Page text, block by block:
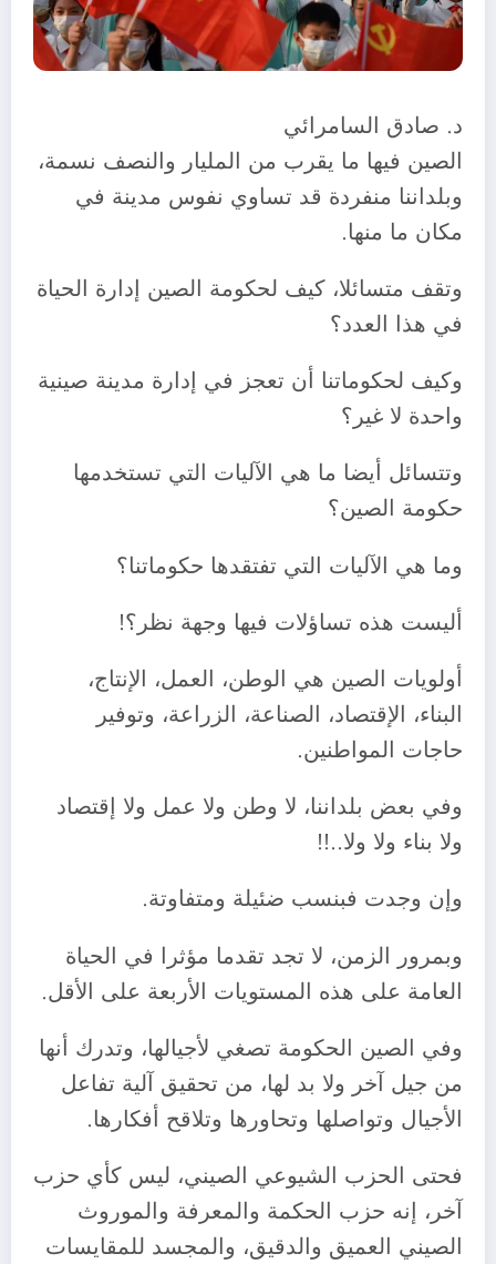
د. صادق السامرائي
الصين فيها ما يقرب من المليار والنصف نسمة،
وبلداننا منفردة قد تساوي نفوس مدينة في
مكان ما منها.
وتقف متسائلا، كيف لحكومة الصين إدارة الحياة
في هذا العدد؟
وكيف لحكوماتنا أن تعجز في إدارة مدينة صينية
واحدة لا غير؟
وتتسائل أيضا ما هي الآليات التي تستخدمها
حكومة الصين؟
وما هي الآليات التي تفتقدها حكوماتنا؟
أليست هذه تساؤلات فيها وجهة نظر؟!
أولويات الصين هي الوطن، العمل، الإنتاج،
البناء، الإقتصاد، الصناعة، الزراعة، وتوفير
حاجات المواطنين.
وفي بعض بلداننا، لا وطن ولا عمل ولا إقتصاد
ولا بناء ولا ولا..!!
وإن وجدت فبنسب ضئيلة ومتفاوتة.
وبمرور الزمن، لا تجد تقدما مؤثرا في الحياة
العامة على هذه المستويات الأربعة على الأقل.
وفي الصين الحكومة تصغي لأجيالها، وتدرك أنها
من جيل آخر ولا بد لها، من تحقيق آلية تفاعل
الأجيال وتواصلها وتحاورها وتلاقح أفكارها.
فحتى الحزب الشيوعي الصيني، ليس كأي حزب
آخر، إنه حزب الحكمة والمعرفة والموروث
الصيني العميق والدقيق، والمجسد للمقايسات